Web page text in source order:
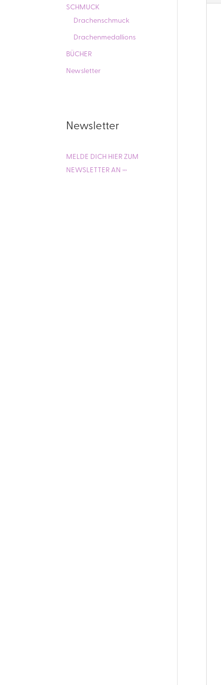
SCHMUCK
Drachenschmuck
Drachenmedallions
BÜCHER
Newsletter
Newsletter
MELDE DICH HIER ZUM
NEWSLETTER AN ›››